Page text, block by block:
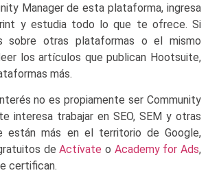
Manager de esta plataforma, ingresa
y estudia todo lo que te ofrece. Si
sobre otras plataformas o el mismo
los artículos que publican Hootsuite,
más.
no es propiamente ser Community
interesa trabajar en SEO, SEM y otras
están más en el territorio de Google,
deActívate o Academy for Ads,
certifican.